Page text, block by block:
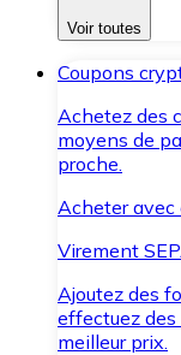
Voir toutes
Coupons
Achetez des
moyens de
proche.
Acheter avec
Virement
Ajoutez des
effectuez des
meilleur prix.